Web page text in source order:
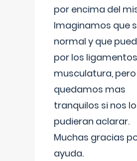
por encima del
Imaginamos que
normal y que
por los
musculatura,
quedamos mas
tranquilos si nos lo
pudieran aclarar.
Muchas gracias
ayuda.